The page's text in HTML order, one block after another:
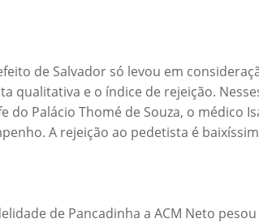
de Salvador só levou em
qualitativa e o índice de rejeição.
do Palácio Thomé de Souza, o médico
A rejeição ao pedetista é
de Pancadinha a ACM Neto